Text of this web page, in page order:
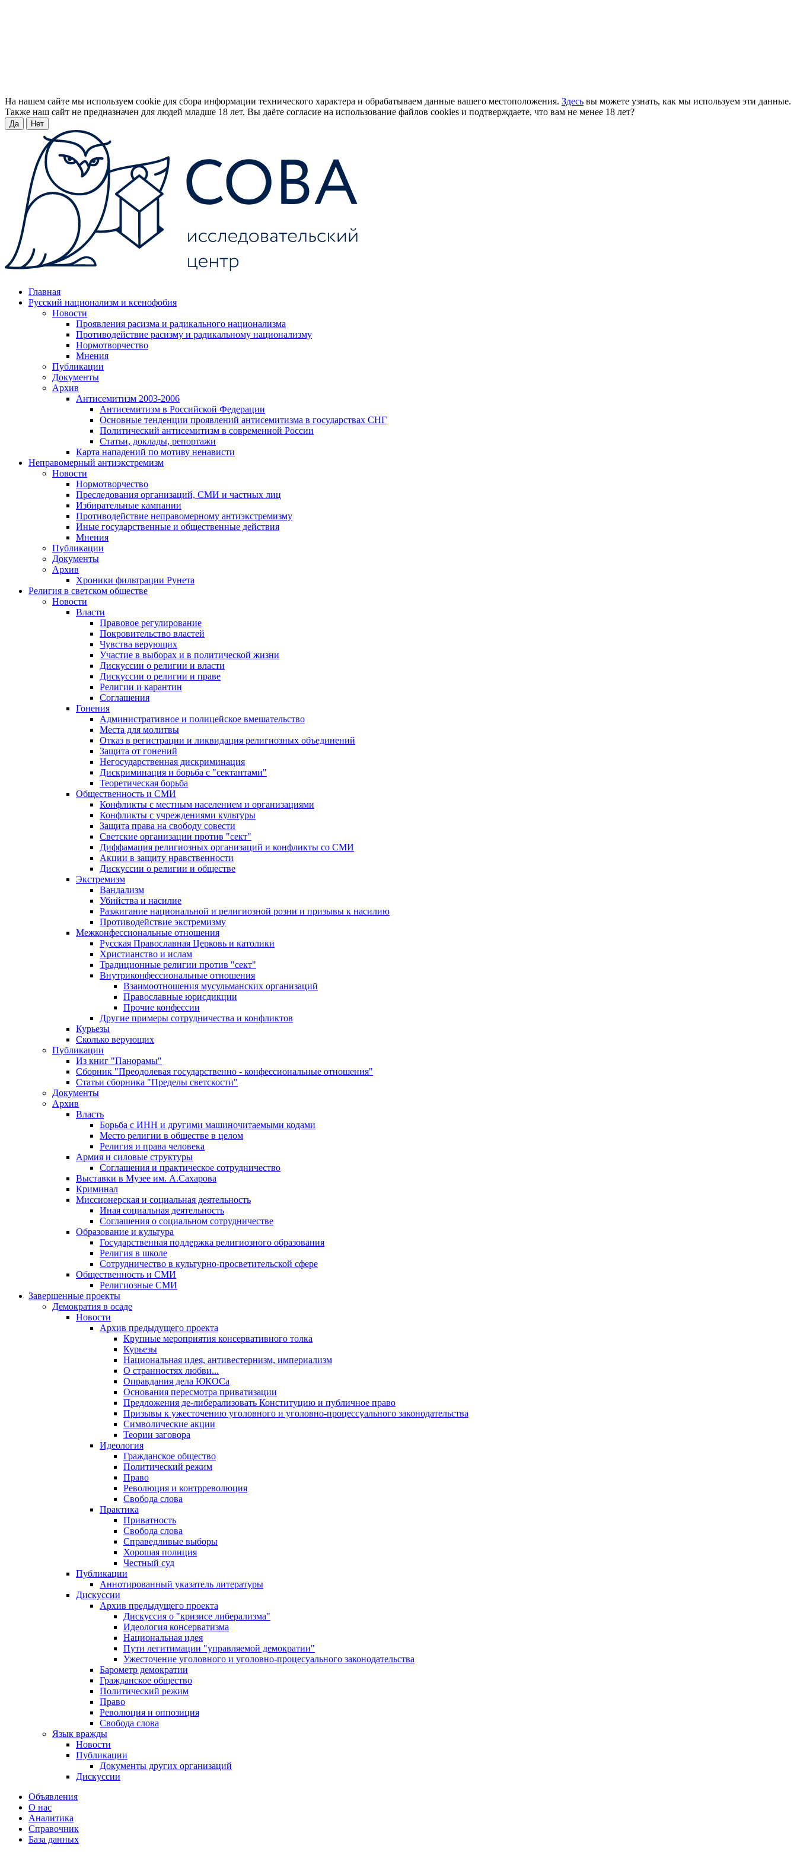
На нашем сайте мы используем cookie для сбора информации технического характера и обрабатываем данные вашего местоположения. Здесь вы можете узнать, как мы используем эти данные.
Также наш сайт не предназначен для людей младше 18 лет. Вы даёте согласие на использование файлов cookies и подтверждаете, что вам не менее 18 лет?
Да Нет
Главная
Русский национализм и ксенофобия
Новости
Проявления расизма и радикального национализма
Противодействие расизму и радикальному национализму
Нормотворчество
Мнения
Публикации
Документы
Архив
Антисемитизм 2003-2006
Антисемитизм в Российской Федерации
Основные тенденции проявлений антисемитизма в государствах СНГ
Политический антисемитизм в современной России
Статьи, доклады, репортажи
Карта нападений по мотиву ненависти
Неправомерный антиэкстремизм
Новости
Нормотворчество
Преследования организаций, СМИ и частных лиц
Избирательные кампании
Противодействие неправомерному антиэкстремизму
Иные государственные и общественные действия
Мнения
Публикации
Документы
Архив
Хроники фильтрации Рунета
Религия в светском обществе
Новости
Власти
Правовое регулирование
Покровительство властей
Чувства верующих
Участие в выборах и в политической жизни
Дискуссии о религии и власти
Дискуссии о религии и праве
Религии и карантин
Соглашения
Гонения
Административное и полицейское вмешательство
Места для молитвы
Отказ в регистрации и ликвидация религиозных объединений
Защита от гонений
Негосударственная дискриминация
Дискриминация и борьба с "сектантами"
Теоретическая борьба
Общественность и СМИ
Конфликты с местным населением и организациями
Конфликты с учреждениями культуры
Защита права на свободу совести
Светские организации против "сект"
Диффамация религиозных организаций и конфликты со СМИ
Акции в защиту нравственности
Дискуссии о религии и обществе
Экстремизм
Вандализм
Убийства и насилие
Разжигание национальной и религиозной розни и призывы к насилию
Противодействие экстремизму
Межконфессиональные отношения
Русская Православная Церковь и католики
Христианство и ислам
Традиционные религии против "сект"
Внутриконфессиональные отношения
Взаимоотношения мусульманских организаций
Православные юрисдикции
Прочие конфессии
Другие примеры сотрудничества и конфликтов
Курьезы
Сколько верующих
Публикации
Из книг "Панорамы"
Сборник "Преодолевая государственно - конфессиональные отношения"
Статьи сборника "Пределы светскости"
Документы
Архив
Власть
Борьба с ИНН и другими машиночитаемыми кодами
Место религии в обществе в целом
Религия и права человека
Армия и силовые структуры
Соглашения и практическое сотрудничество
Выставки в Музее им. А.Сахарова
Криминал
Миссионерская и социальная деятельность
Иная социальная деятельность
Соглашения о социальном сотрудничестве
Образование и культура
Государственная поддержка религиозного образования
Религия в школе
Сотрудничество в культурно-просветительской сфере
Общественность и СМИ
Религиозные СМИ
Завершенные проекты
Демократия в осаде
Новости
Архив предыдущего проекта
Крупные мероприятия консервативного толка
Курьезы
Национальная идея, антивестернизм, империализм
О странностях любви...
Оправдания дела ЮКОСа
Основания пересмотра приватизации
Предложения де-либерализовать Конституцию и публичное право
Призывы к ужесточению уголовного и уголовно-процессуального законодательства
Символические акции
Теории заговора
Идеология
Гражданское общество
Политический режим
Право
Революция и контрреволюция
Свобода слова
Практика
Приватность
Свобода слова
Справедливые выборы
Хорошая полиция
Честный суд
Публикации
Аннотированный указатель литературы
Дискуссии
Архив предыдущего проекта
Дискуссия о "кризисе либерализма"
Идеология консерватизма
Национальная идея
Пути легитимации "управляемой демократии"
Ужесточение уголовного и уголовно-процесуального законодательства
Барометр демократии
Гражданское общество
Политический режим
Право
Революция и оппозиция
Свобода слова
Язык вражды
Новости
Публикации
Документы других организаций
Дискуссии
Объявления
О нас
Аналитика
Справочник
База данных